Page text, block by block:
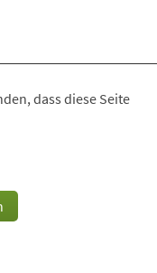
dass diese Seite